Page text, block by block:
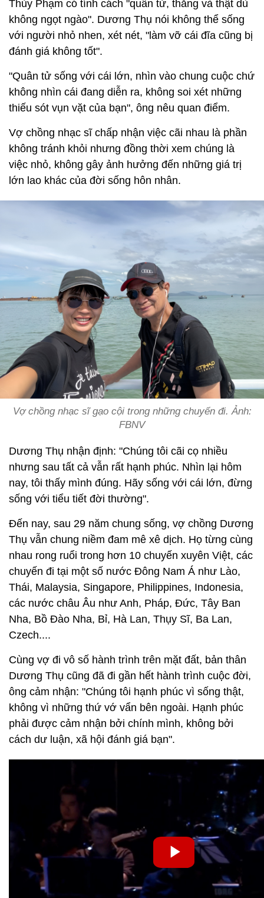
Thủy Phạm có tính cách "quân tử, thẳng và thật dù
không ngọt ngào". Dương Thụ nói không thể sống
với người nhỏ nhen, xét nét, "làm vỡ cái đĩa cũng bị
đánh giá không tốt".
"Quân tử sống với cái lớn, nhìn vào chung cuộc chứ
không nhìn cái đang diễn ra, không soi xét những
thiếu sót vụn vặt của bạn", ông nêu quan điểm.
Vợ chồng nhạc sĩ chấp nhận việc cãi nhau là phần
không tránh khỏi nhưng đồng thời xem chúng là
việc nhỏ, không gây ảnh hưởng đến những giá trị
lớn lao khác của đời sống hôn nhân.
Vợ chồng nhạc sĩ gạo cội trong những chuyến đi. Ảnh:
FBNV
Dương Thụ nhận định: "Chúng tôi cãi cọ nhiều
nhưng sau tất cả vẫn rất hạnh phúc. Nhìn lại hôm
nay, tôi thấy mình đúng. Hãy sống với cái lớn, đừng
sống với tiểu tiết đời thường".
Đến nay, sau 29 năm chung sống, vợ chồng Dương
Thụ vẫn chung niềm đam mê xê dịch. Họ từng cùng
nhau rong ruổi trong hơn 10 chuyến xuyên Việt, các
chuyến đi tại một số nước Đông Nam Á như Lào,
Thái, Malaysia, Singapore, Philippines, Indonesia,
các nước châu Âu như Anh, Pháp, Đức, Tây Ban
Nha, Bồ Đào Nha, Bỉ, Hà Lan, Thụy Sĩ, Ba Lan,
Czech....
Cùng vợ đi vô số hành trình trên mặt đất, bản thân
Dương Thụ cũng đã đi gần hết hành trình cuộc đời,
ông cảm nhận: "Chúng tôi hạnh phúc vì sống thật,
không vì những thứ vớ vẩn bên ngoài. Hạnh phúc
phải được cảm nhận bởi chính mình, không bởi
cách dư luận, xã hội đánh giá bạn".